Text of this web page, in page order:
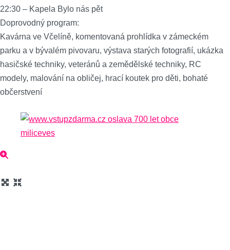
22:30 – Kapela Bylo nás pět
Doprovodný program:
Kavárna ve Včelíně, komentovaná prohlídka v zámeckém
parku a v bývalém pivovaru, výstava starých fotografií, ukázka
hasičské techniky, veteránů a zemědělské techniky, RC
modely, malování na obličej, hrací koutek pro děti, bohaté
občerstvení